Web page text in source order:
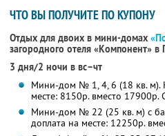
ЧТО ВЫ ПОЛУЧИТЕ ПО КУПОНУ
Отдых для двоих в мини-домах
загородного отеля «Компонент» в
3 дня/2 ночи в вс–чт
Мини-дом № 1, 4, 6 (18 кв. м).
месте: 8150р. вместо 17900р.
Мини-дом № 22 (25 кв. м) с
доплата на месте: 12250р.